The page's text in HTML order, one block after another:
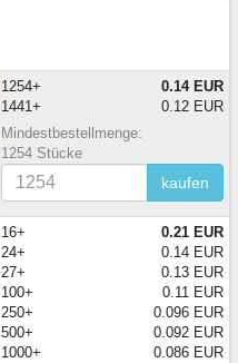
1254+
0.14 EUR
1441+
0.12 EUR
Mindestbestellmenge:
1254 Stücke
kaufen
16+
0.21 EUR
24+
0.14 EUR
27+
0.13 EUR
100+
0.11 EUR
250+
0.096 EUR
500+
0.092 EUR
1000+
0.086 EUR